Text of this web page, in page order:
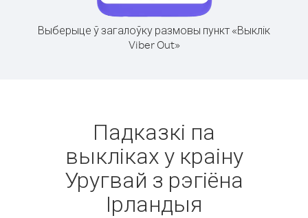
Выберыце ў загалоўку размовы пункт «Выклік
Viber Out»
Падказкі па
выкліках у краіну
Уругвай з рэгіёна
Ірландыя